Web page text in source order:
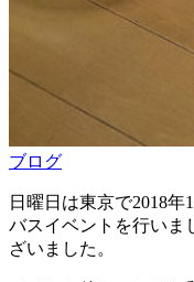
ブログ
日曜日は東京で2018年
バスイベントを行いま
ざいました。